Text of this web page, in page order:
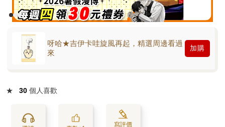
呀哈★吉伊卡哇旋風再起，精選周邊看過
來
加購
★ 30 個人喜歡
寫評價